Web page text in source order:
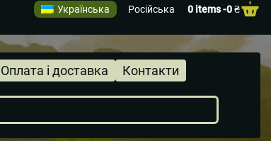
Українська Російська 0 items -0₴
Оплата і доставка Контакти